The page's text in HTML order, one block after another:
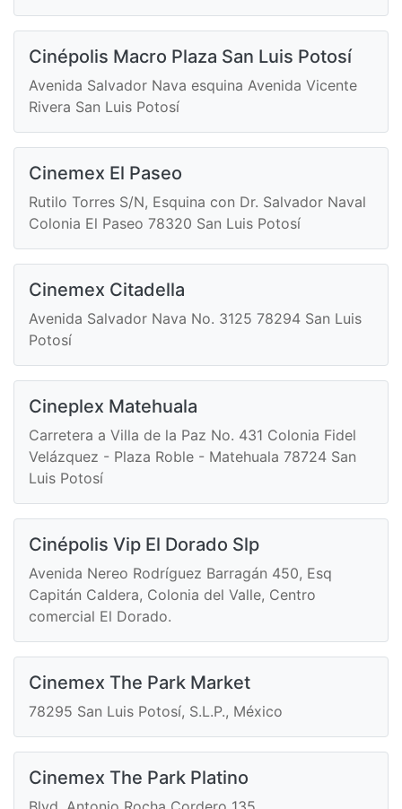
Cinépolis Macro Plaza San Luis Potosí
Avenida Salvador Nava esquina Avenida Vicente
Rivera San Luis Potosí
Cinemex El Paseo
Rutilo Torres S/N, Esquina con Dr. Salvador Naval
Colonia El Paseo 78320 San Luis Potosí
Cinemex Citadella
Avenida Salvador Nava No. 3125 78294 San Luis
Potosí
Cineplex Matehuala
Carretera a Villa de la Paz No. 431 Colonia Fidel
Velázquez - Plaza Roble - Matehuala 78724 San
Luis Potosí
Cinépolis Vip El Dorado Slp
Avenida Nereo Rodríguez Barragán 450, Esq
Capitán Caldera, Colonia del Valle, Centro
comercial El Dorado.
Cinemex The Park Market
78295 San Luis Potosí, S.L.P., México
Cinemex The Park Platino